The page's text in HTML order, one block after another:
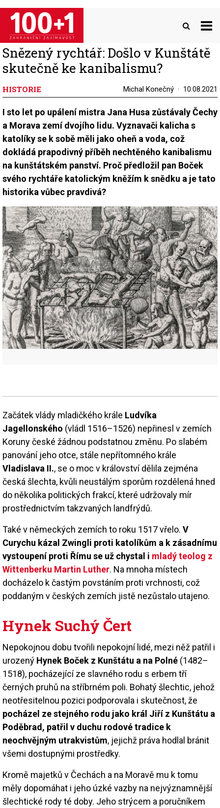
Přejít
hlavnímu
obsahu
Snězený rychtář: Došlo v Kunštátě
skutečně ke kanibalismu?
HISTORIE Michal Konečný 10.08.2021
I sto let po upálení mistra Jana Husa zůstávaly Čechy
a Morava zemí dvojího lidu. Vyznavači kalicha s
katolíky se k sobě měli jako oheň a voda, což
dokládá prapodivný příběh nechtěného kanibalismu
na kunštátském panství. Proč předložil pan Boček
svého rychtáře katolickým kněžím k snědku a je tato
historika vůbec pravdivá?
Začátek vlády mladičkého krále Ludvíka
Jagellonského (vládl 1516–1526) nepřinesl v zemích
Koruny české žádnou podstatnou změnu. Po slabém
panování jeho otce, stále nepřítomného krále
Vladislava II., se o moc v království dělila zejména
česká šlechta, kvůli neustálým sporům rozdělená hned
do několika politických frakcí, které udržovaly mír
prostřednictvím takzvaných landfrýdů.
Také v německých zemích to roku 1517 vřelo. V
Curychu kázal Zwingli proti katolíkům a k zásadnímu
vystoupení proti Římu se už chystal i mladý teolog z
Wittenberku Martin Luther. Na mnoha místech
docházelo k častým povstáním proti vrchnosti, což
poddaným v českých zemích jistě nezůstalo utajeno.
Hynek Suchý Čert
Nepokojnou dobu tvořili nepokojní lidé, mezi něž patřil i
urozený Hynek Boček z Kunštátu a na Polné (1482–
1518), pocházející ze slavného rodu s erbem tří
černých pruhů na stříbrném poli. Bohatý šlechtic, jehož
neotřesitelnou pozici podporovala i skutečnost, že
pocházel ze stejného rodu jako král Jiří z Kunštátu a
Poděbrad, patřil v duchu rodové tradice k
neochvějným utrakvistům, jejichž práva hodlal bránit
všemi dostupnými prostředky.
Kromě majetků v Čechách a na Moravě mu k tomu
měly dopomáhat i jeho úzké vazby na nejvýznamnější
šlechtické rody té doby. Jeho strýcem a poručníkem